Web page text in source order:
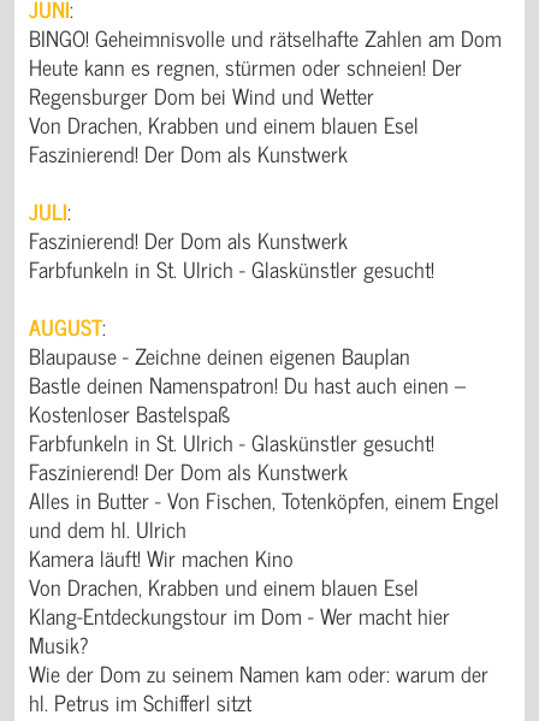
JUNI:
BINGO! Geheimnisvolle und rätselhafte Zahlen am Dom
Heute kann es regnen, stürmen oder schneien! Der
Regensburger Dom bei Wind und Wetter
Von Drachen, Krabben und einem blauen Esel
Faszinierend! Der Dom als Kunstwerk
JULI:
Faszinierend! Der Dom als Kunstwerk
Farbfunkeln in St. Ulrich - Glaskünstler gesucht!
AUGUST:
Blaupause - Zeichne deinen eigenen Bauplan
Bastle deinen Namenspatron! Du hast auch einen –
Kostenloser Bastelspaß
Farbfunkeln in St. Ulrich - Glaskünstler gesucht!
Faszinierend! Der Dom als Kunstwerk
Alles in Butter - Von Fischen, Totenköpfen, einem Engel
und dem hl. Ulrich
Kamera läuft! Wir machen Kino
Von Drachen, Krabben und einem blauen Esel
Klang-Entdeckungstour im Dom - Wer macht hier
Musik?
Wie der Dom zu seinem Namen kam oder: warum der
hl. Petrus im Schifferl sitzt